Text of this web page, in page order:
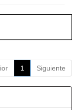
1 Siguiente